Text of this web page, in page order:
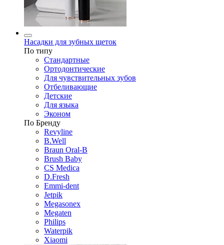
Насадки для зубных щеток
По типу
Стандартные
Ортодонтические
Для чувствительных зубов
Отбеливающие
Детские
Для языка
Эконом
По Бренду
Revyline
B.Well
Braun Oral-B
Brush Baby
CS Medica
D.Fresh
Emmi-dent
Jetpik
Megasonex
Megaten
Philips
Waterpik
Xiaomi